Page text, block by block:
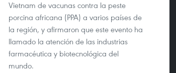
Vietnam de vacunas contra la peste
porcina africana (PPA) a varios países de
la región, y afirmaron que este evento ha
llamado la atención de las industrias
farmacéutica y biotecnológica del
mundo.